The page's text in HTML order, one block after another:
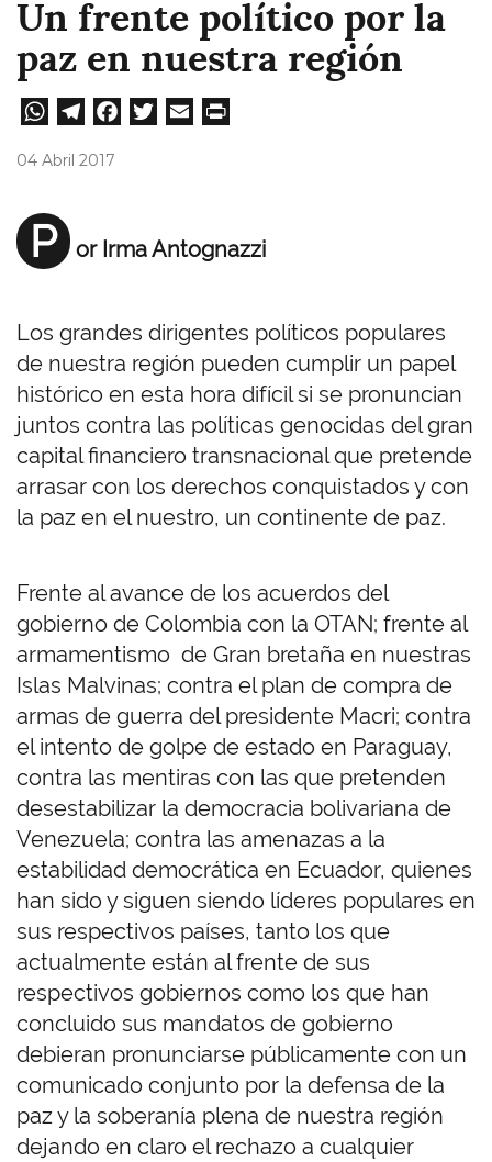
Un frente político por la
paz en nuestra región
W
A
pp
Te
m
Fa
04 Abril 2017
P or Irma Antognazzi
Los grandes dirigentes políticos populares
de nuestra región pueden cumplir un papel
histórico en esta hora difícil si se pronuncian
juntos contra las políticas genocidas del gran
capital financiero transnacional que pretende
arrasar con los derechos conquistados y con
la paz en el nuestro, un continente de paz.
Frente al avance de los acuerdos del
gobierno de Colombia con la OTAN; frente al
armamentismo de Gran bretaña en nuestras
Islas Malvinas; contra el plan de compra de
armas de guerra del presidente Macri; contra
el intento de golpe de estado en Paraguay,
contra las mentiras con las que pretenden
desestabilizar la democracia bolivariana de
Venezuela; contra las amenazas a la
estabilidad democrática en Ecuador, quienes
han sido y siguen siendo líderes populares en
sus respectivos países, tanto los que
actualmente están al frente de sus
respectivos gobiernos como los que han
concluido sus mandatos de gobierno
debieran pronunciarse públicamente con un
comunicado conjunto por la defensa de la
paz y la soberanía plena de nuestra región
dejando en claro el rechazo a cualquier